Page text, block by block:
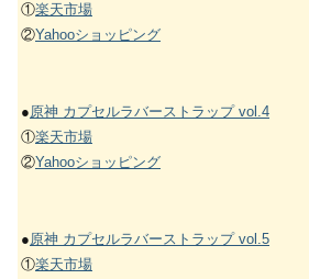
①楽天市場
②Yahooショッピング
●原神 カプセルラバーストラップ vol.4
①楽天市場
②Yahooショッピング
●原神 カプセルラバーストラップ vol.5
①楽天市場